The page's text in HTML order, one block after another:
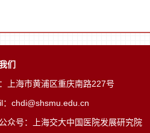
们
上海市黄浦区重庆南路227号
：chdi@shsmu.edu.cn
众号：上海交大中国医院发展研究院